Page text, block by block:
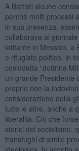
A Battisti alcune
perché molti processi
in sua presenza,
collaborava al
latitante in Messico, a
e rifugiato politico, in
cosiddetta “dottrina
un grande Presidente
proprio non la
considerazione della
tutte le altre, anche a
liberalità. Ciò che
storici del socialismo,
transfughi di simile